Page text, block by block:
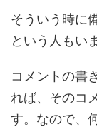
そういう時に
という人もい
コメントの書
れば、そのコ
す。なので、